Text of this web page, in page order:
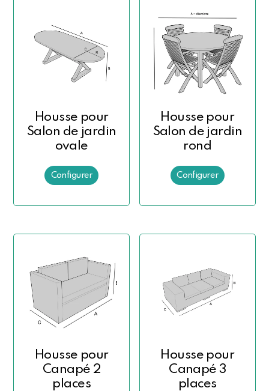
Housse pour
Salon de jardin
ovale
Housse pour
Salon de jardin
rond
Housse pour
Canapé 2
places
Housse pour
Canapé 3
places